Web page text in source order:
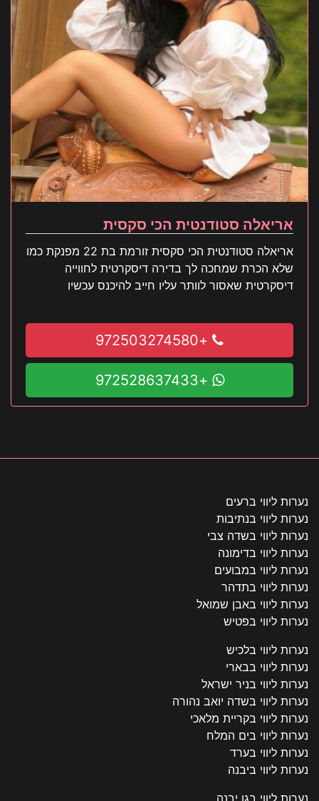
אריאלה סטודנטית הכי סקסית
אריאלה סטודנטית הכי סקסית זורמת בת 22 מפנקת כמו
שלא הכרת שמחכה לך בדירה דיסקרטית לחווייה
דיסקרטית שאסור לוותר עליו חייב להיכנס עכשיו
+972503274580
+972528637433
נערות ליווי ברעים
נערות ליווי בנתיבות
נערות ליווי בשדה צבי
נערות ליווי בדימונה
נערות ליווי במבועים
נערות ליווי בתדהר
נערות ליווי באבן שמואל
נערות ליווי בפטיש
נערות ליווי בלכיש
נערות ליווי בבארי
נערות ליווי בניר ישראל
נערות ליווי בשדה יואב נהורה
נערות ליווי בקריית מלאכי
נערות ליווי בים המלח
נערות ליווי בערד
נערות ליווי ביבנה
נערות ליווי בגן יבנה